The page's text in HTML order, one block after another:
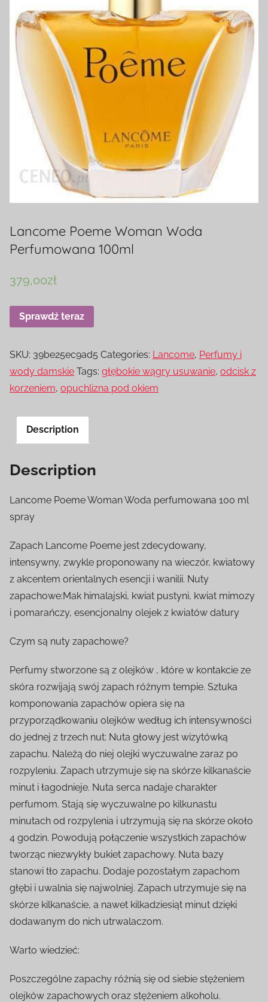
Lancome Poeme Woman Woda
Perfumowana 100ml
379,00zł
Sprawdź teraz
SKU: 39be25ec9ad5 Categories: Lancome, Perfumy i
wody damskie Tags: głębokie wągry usuwanie, odcisk z
korzeniem, opuchlizna pod okiem
Description
Description
Lancome Poeme Woman Woda perfumowana 100 ml
spray
Zapach Lancome Poeme jest zdecydowany,
intensywny, zwykle proponowany na wieczór, kwiatowy
z akcentem orientalnych esencji i wanilii. Nuty
zapachowe:Mak himalajski, kwiat pustyni, kwiat mimozy
i pomarańczy, esencjonalny olejek z kwiatów datury
Czym są nuty zapachowe?
Perfumy stworzone są z olejków , które w kontakcie ze
skóra rozwijają swój zapach różnym tempie. Sztuka
komponowania zapachów opiera się na
przyporządkowaniu olejków według ich intensywności
do jednej z trzech nut: Nuta głowy jest wizytówką
zapachu. Należą do niej olejki wyczuwalne zaraz po
rozpyleniu. Zapach utrzymuje się na skórze kilkanaście
minut i łagodnieje. Nuta serca nadaje charakter
perfumom. Stają się wyczuwalne po kilkunastu
minutach od rozpylenia i utrzymują się na skórze około
4 godzin. Powodują połączenie wszystkich zapachów
tworząc niezwykły bukiet zapachowy. Nuta bazy
stanowi tło zapachu. Dodaje pozostałym zapachom
głębi i uwalnia się najwolniej. Zapach utrzymuje się na
skórze kilkanaście, a nawet kilkadziesiąt minut dzięki
dodawanym do nich utrwalaczom.
Warto wiedzieć:
Poszczególne zapachy różnią się od siebie stężeniem
olejków zapachowych oraz stężeniem alkoholu.